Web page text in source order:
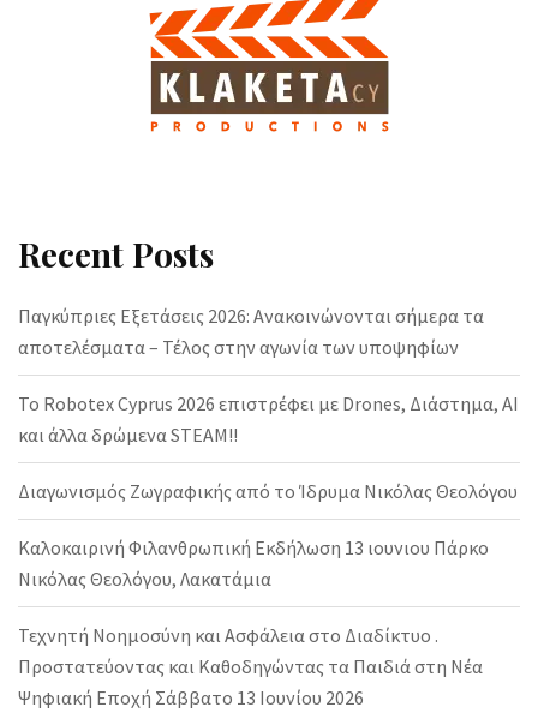
Recent Posts
Παγκύπριες Εξετάσεις 2026: Ανακοινώνονται σήμερα τα
αποτελέσματα – Τέλος στην αγωνία των υποψηφίων
Το Robotex Cyprus 2026 επιστρέφει με Drones, Διάστημα, AI
και άλλα δρώμενα STEAM!!
Διαγωνισμός Ζωγραφικής από το Ίδρυμα Νικόλας Θεολόγου
Καλοκαιρινή Φιλανθρωπική Εκδήλωση 13 ιουνιου Πάρκο
Νικόλας Θεολόγου, Λακατάμια
Τεχνητή Νοημοσύνη και Ασφάλεια στο Διαδίκτυο .
Προστατεύοντας και Καθοδηγώντας τα Παιδιά στη Νέα
Ψηφιακή Εποχή Σάββατο 13 Ιουνίου 2026